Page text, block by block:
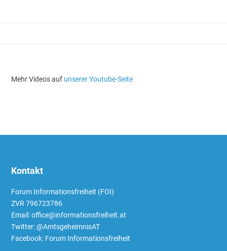
Mehr Videos auf unserer Youtube-Seite
Kontakt
Forum Informationsfreiheit (FOI)
ZVR 796723786
Email: office@informationsfreiheit.at
Twitter:@AmtsgeheimnisAT
Facebook: Forum Informationsfreiheit